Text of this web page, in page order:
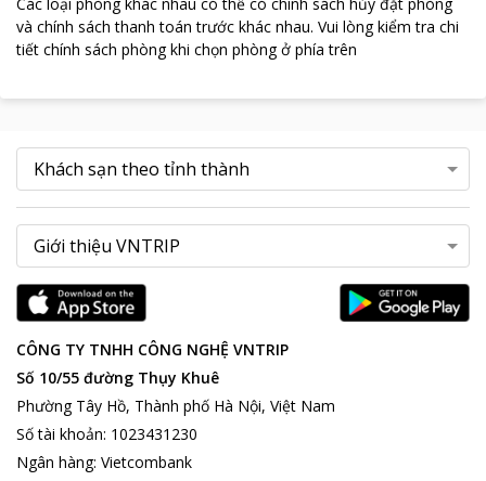
và chính sách thanh toán trước khác nhau. Vui lòng kiểm tra chi
tiết chính sách phòng khi chọn phòng ở phía trên
CÔNG TY TNHH CÔNG NGHỆ VNTRIP
Số 10/55 đường Thụy Khuê
Phường Tây Hồ, Thành phố Hà Nội, Việt Nam
Số tài khoản: 1023431230
Ngân hàng: Vietcombank